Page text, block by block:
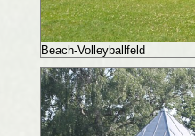
Beach-Volleyballfeld